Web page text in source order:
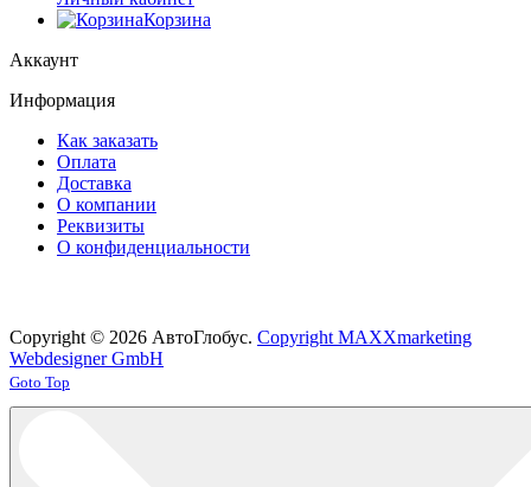
Корзина
Аккаунт
Информация
Как заказать
Оплата
Доставка
О компании
Реквизиты
О конфиденциальности
Copyright © 2026 АвтоГлобус. Copyright MAXXmarketing
Webdesigner GmbH
Joomla! 3 Templates
Goto Top